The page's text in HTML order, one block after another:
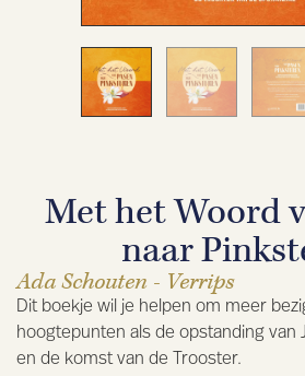
Met het Woord
naar
Ada Schouten - Verrips
Dit boekje wil je helpen om meer
hoogtepunten als de opstanding van
en de komst van de Trooster.